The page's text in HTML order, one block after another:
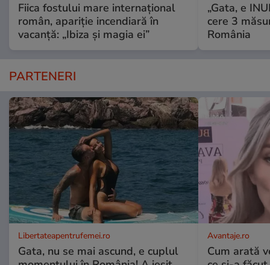
Fiica fostului mare internațional
român, apariție incendiară în
vacanță: „Ibiza și magia ei”
„Gata, e
cere 3
România
PARTENERI
Libertateapentrufemei.ro
Gata, nu se mai ascund, e cuplul
Avantaje.ro
Cum arată